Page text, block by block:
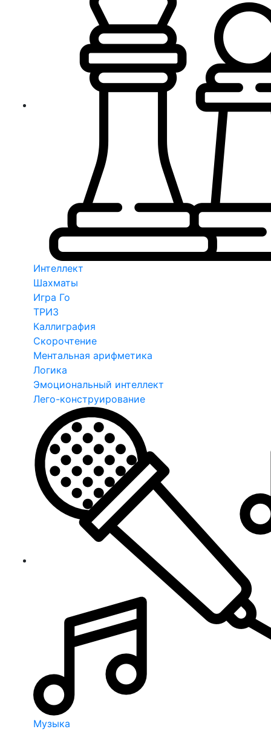
Интеллект
Шахматы
Игра Го
ТРИЗ
Каллиграфия
Скорочтение
Ментальная арифметика
Логика
Эмоциональный интеллект
Лего-конструирование
Музыка